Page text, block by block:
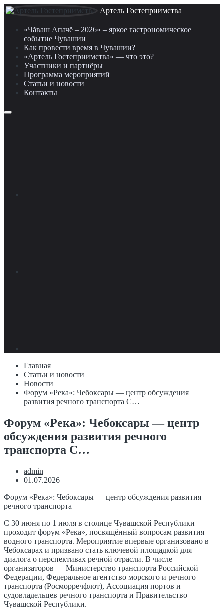
Артель Гостеприимства
«Чăваш Апачĕ – 2026» – яркое гастрономическое
событие Чувашии
Как провести время в Чувашии?
«Артель Гостеприимства» — что это?
Участники и партнёры
Программа мероприятий
Статьи и новости
Контакты
Главная
Статьи и новости
Новости
Форум «Река»: Чебоксары — центр обсуждения
развития речного транспорта С…
Форум «Река»: Чебоксары — центр
обсуждения развития речного
транспорта С…
admin
01.07.2026
Форум «Река»: Чебоксары — центр обсуждения развития
речного транспорта
С 30 июня по 1 июля в столице Чувашской Республики
проходит форум «Река», посвящённый вопросам развития
водного транспорта. Мероприятие впервые организовано в
Чебоксарах и призвано стать ключевой площадкой для
диалога о перспективах речной отрасли. В числе
организаторов — Министерство транспорта Российской
Федерации, Федеральное агентство морского и речного
транспорта (Росморречфлот), Ассоциация портов и
судовладельцев речного транспорта и Правительство
Чувашской Республики.